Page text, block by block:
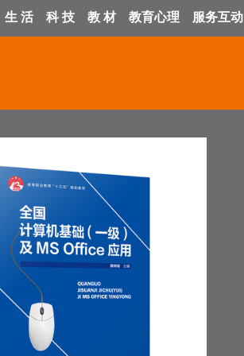
生 活 科 技 教 材 教育心理 服务互动